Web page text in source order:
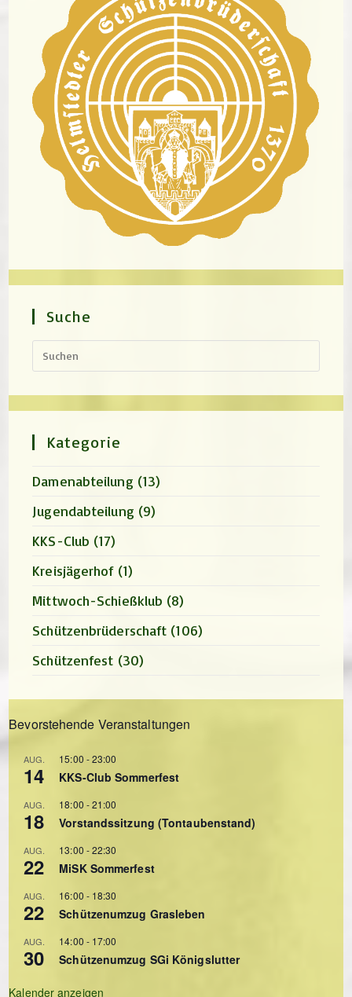
Suche
Kategorie
Damenabteilung (13)
Jugendabteilung (9)
KKS-Club (17)
Kreisjägerhof (1)
Mittwoch-Schießklub (8)
Schützenbrüderschaft (106)
Schützenfest (30)
Bevorstehende Veranstaltungen
AUG.
14
15:00 -23:00
KKS-Club Sommerfest
AUG.
18
18:00 -21:00
Vorstandssitzung (Tontaubenstand)
AUG.
22
13:00 -22:30
MiSK Sommerfest
AUG.
22
16:00 - 18:30
Schützenumzug Grasleben
AUG.
30
14:00 - 17:00
Schützenumzug SGi Königslutter
Kalender anzeigen